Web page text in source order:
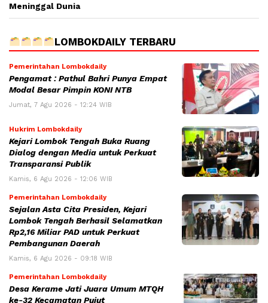
Meninggal Dunia
LOMBOKDAILY TERBARU
Pemerintahan Lombokdaily
Pengamat : Pathul Bahri Punya Empat
Modal Besar Pimpin KONI NTB
Jumat, 7 Agu 2026 - 12:24 WIB
Hukrim Lombokdaily
Kejari Lombok Tengah Buka Ruang
Dialog dengan Media untuk Perkuat
Transparansi Publik
Kamis, 6 Agu 2026 - 12:06 WIB
Pemerintahan Lombokdaily
Sejalan Asta Cita Presiden, Kejari
Lombok Tengah Berhasil Selamatkan
Rp2,16 Miliar PAD untuk Perkuat
Pembangunan Daerah
Kamis, 6 Agu 2026 - 09:18 WIB
Pemerintahan Lombokdaily
Desa Kerame Jati Juara Umum MTQH
ke-32 Kecamatan Pujut